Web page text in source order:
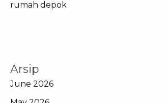
rumah depok
Arsip
June 2026